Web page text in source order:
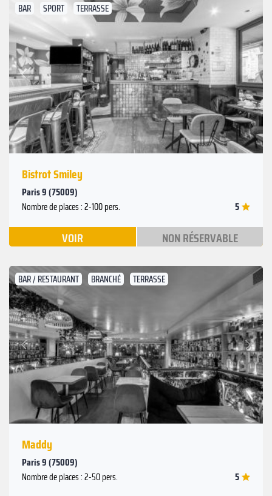
BAR SPORT TERRASSE
Précédent
Suivant
Bistrot Smiley
Paris 9 (75009)
Nombre de places : 2-100 pers. 5
VOIR NON RÉSERVABLE
BAR / RESTAURANT BRANCHÉ TERRASSE
Précédent
Suivant
Maddy
Paris 9 (75009)
Nombre de places : 2-50 pers. 5